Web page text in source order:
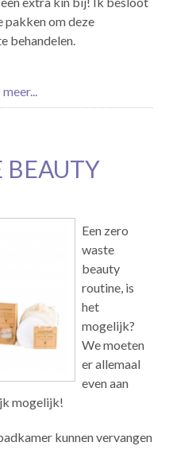
pakken om deze
behandelen.
meer...
BEAUTY
Een zero
waste
beauty
routine, is
het
mogelijk?
We moeten
er allemaal
even aan
mogelijk!
kunnen vervangen